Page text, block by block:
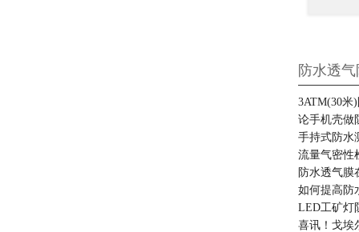
防水透
3ATM(30米
论手机壳做
手持式防水
流量气密性
防水透气膜
如何提高防
LED工矿灯
喜讯！戈埃